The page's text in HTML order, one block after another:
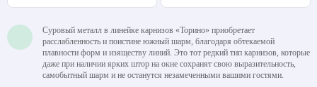
Суровый металл в линейке карнизов «Торино» приобретает
расслабленность и поистине южный шарм, благодаря обтекаемой
плавности форм и изяществу линий. Это тот редкий тип карнизов, которые
даже при наличии ярких штор на окне сохранят свою выразительность,
самобытный шарм и не останутся незамеченными вашими гостями.